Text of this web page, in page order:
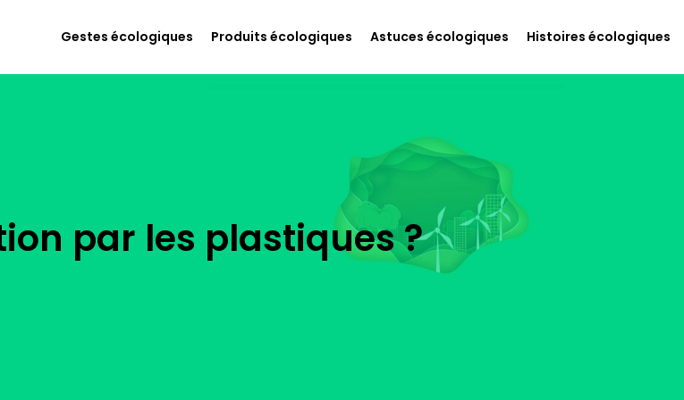
Gestes écologiques Produits écologiques Astuces écologiques Histoires écologiques
par les plastiques ?